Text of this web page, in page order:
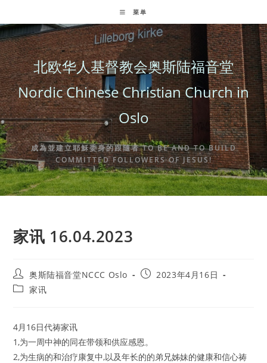
to
content
菜单
北欧华人基督教会奥斯陆福音堂
Nordic Chinese Christian Church in
Oslo
成為並建立耶穌委身的跟隨者 TO BE AND TO BUILD
COMMITTED FOLLOWERS OF JESUS!
家讯 16.04.2023
Post
author:
奥斯陆福音堂NCCC Oslo
Post2023年4月16日
Post家讯
4月16日代祷家讯
1,为一周中神的同在带领和供应感恩。
2,为生病的和治疗康复中,以及年长的的弟兄姊妹的健康和信心祷